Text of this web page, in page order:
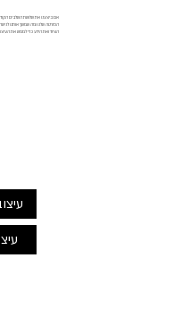
אם ביצענו את שלושת השלבים
הפורטה שלנו ומה שמשך אותנו
הציוד ואת הידע כדי לממש את